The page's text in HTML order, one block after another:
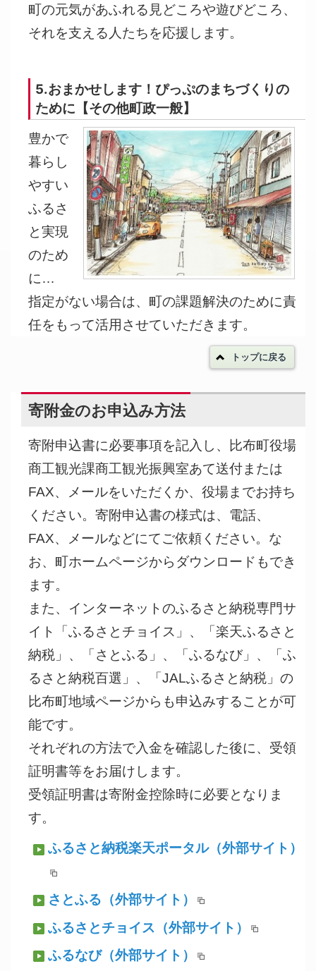
町の元気があふれる見どころや遊びどころ、
それを支える人たちを応援します。
5.おまかせします！ぴっぷのまちづくりの
ために【その他町政一般】
豊かで
暮らし
やすい
ふるさ
と実現
のため
に…
指定がない場合は、町の課題解決のために責
任をもって活用させていただきます。
トップに戻る
寄附金のお申込み方法
寄附申込書に必要事項を記入し、比布町役場
商工観光課商工観光振興室あて送付または
FAX、メールをいただくか、役場までお持ち
ください。寄附申込書の様式は、電話、
FAX、メールなどにてご依頼ください。な
お、町ホームページからダウンロードもでき
ます。
また、インターネットのふるさと納税専門サ
イト「ふるさとチョイス」、「楽天ふるさと
納税」、「さとふる」、「ふるなび」、「ふ
るさと納税百選」、「JALふるさと納税」の
比布町地域ページからも申込みすることが可
能です。
それぞれの方法で入金を確認した後に、受領
証明書等をお届けします。
受領証明書は寄附金控除時に必要となりま
す。
ふるさと納税楽天ポータル（外部サイト）
さとふる （外部サイト）
ふるさとチョイス （外部サイト）
ふるなび（外部サイト）